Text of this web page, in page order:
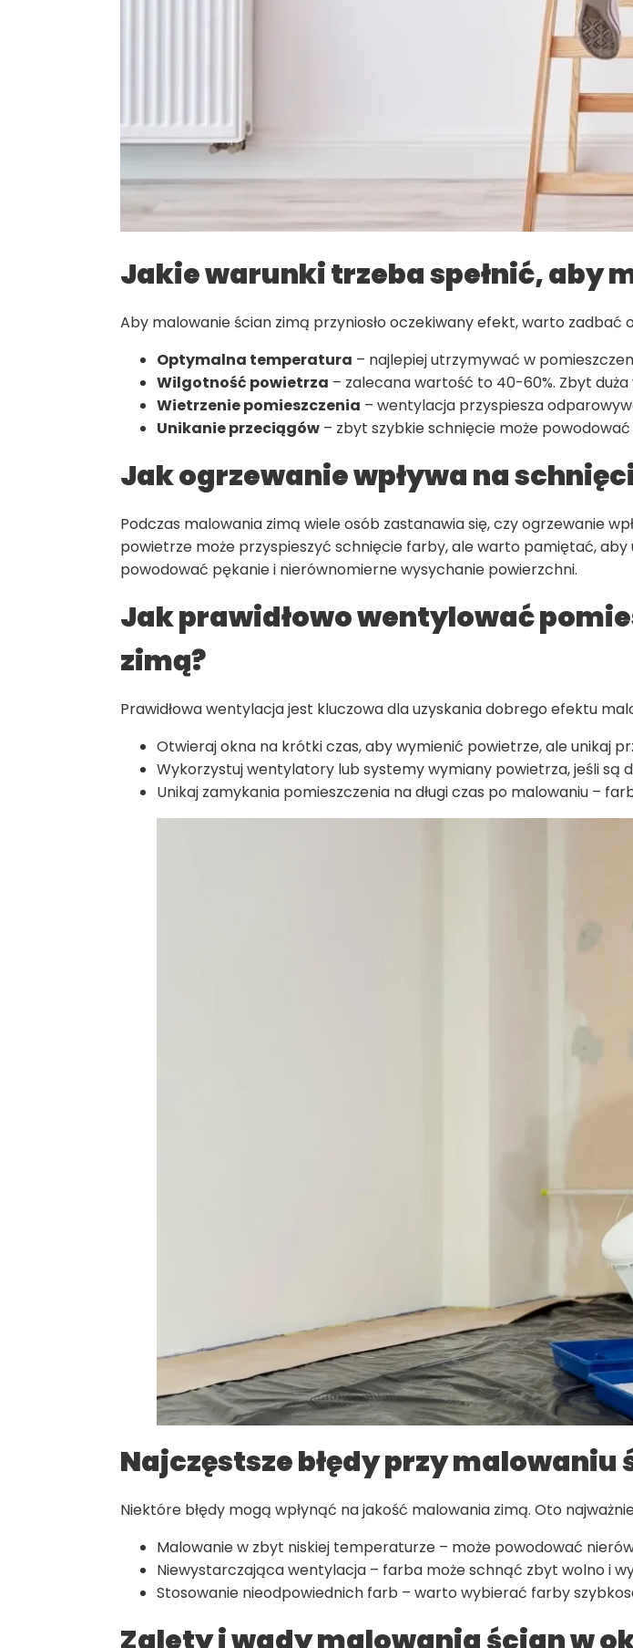
Jakie warunki trzeba spełnić, aby
Aby malowanie ścian zimą przyniosło oczekiwany efekt, warto zadbać
Optymalna temperatura – najlepiej utrzymywać w
Wilgotność powietrza – zalecana wartość to 40-60%. Zbyt
Wietrzenie pomieszczenia – wentylacja przyspiesza
Unikanie przeciągów – zbyt szybkie schnięcie może
Jak ogrzewanie wpływa na
Podczas malowania zimą wiele osób zastanawia się, czy ogrzewanie
powietrze może przyspieszyć schnięcie farby, ale warto pamiętać,
powodować pękanie i nierównomierne wysychanie powierzchni.
Jak prawidłowo wentylować
zimą?
Prawidłowa wentylacja jest kluczowa dla uzyskania dobrego efektu
Otwieraj okna na krótki czas, aby wymienić powietrze, ale unikaj
Wykorzystuj wentylatory lub systemy wymiany powietrza, jeśli są
Unikaj zamykania pomieszczenia na długi czas po malowaniu –
Najczęstsze błędy przy
Niektóre błędy mogą wpłynąć na jakość malowania zimą. Oto
Malowanie w zbyt niskiej temperaturze – może powodować
Niewystarczająca wentylacja – farba może schnąć zbyt wolno i
Stosowanie nieodpowiednich farb – warto wybierać farby